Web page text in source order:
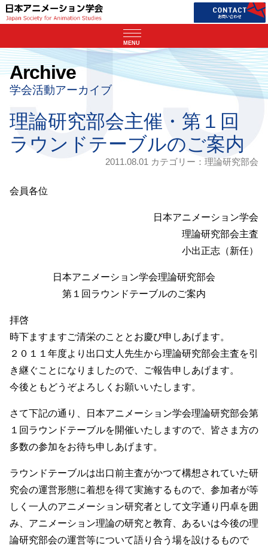
MENU
Archive
学会活動アーカイブ
理論研究部会主催・第１回
ラウンドテーブルのご案内
2011.08.01 カテゴリー： 理論研究部会
会員各位
日本アニメーション学会
理論研究部会主査
小出正志（新任）
日本アニメーション学会理論研究部会
第１回ラウンドテーブルのご案内
拝啓
時下ますますご清栄のこととお慶び申しあげます。
２０１１年度より出口丈人先生から理論研究部会主査を引
き継ぐことになりましたので、ご報告申しあげます。
今後ともどうぞよろしくお願いいたします。
さて下記の通り、日本アニメーション学会理論研究部会第
１回ラウンドテーブルを開催いたしますので、皆さま方の
多数の参加をお待ち申しあげます。
ラウンドテーブルは出口前主査がかつて構想されていた研
究会の運営形態に着想を得て実施するもので、参加者が等
しく一人のアニメーション研究者として文字通り円卓を囲
み、アニメーション理論の研究と教育、あるいは今後の理
論研究部会の運営等について語り合う場を設けるもので